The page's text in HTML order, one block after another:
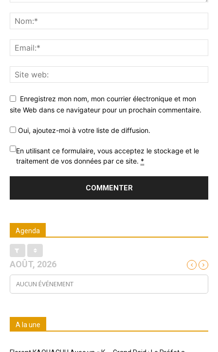
Enregistrez mon nom, mon courrier électronique et mon
site Web dans ce navigateur pour un prochain commentaire.
Oui, ajoutez-moi à votre liste de diffusion.
En utilisant ce formulaire, vous acceptez le stockage et le
traitement de vos données par ce site. *
Agenda
AOÛT, 2026
AUCUN ÉVÉNEMENT
A la une